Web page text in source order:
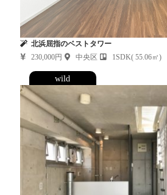
北浜屈指のベストタワー
230,000円
中央区 1SDK( 55.06㎡)
wild